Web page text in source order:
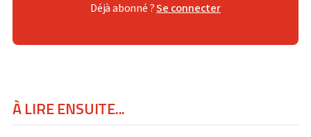
Déjà abonné ?Se connecter
À LIRE ENSUITE...